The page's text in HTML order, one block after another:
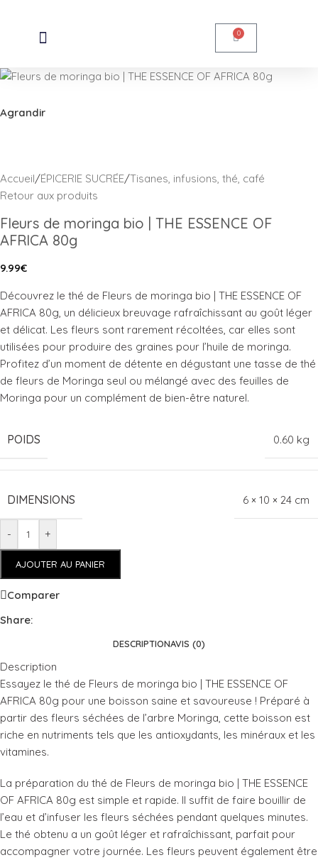
0
Agrandir
Accueil/ÉPICERIE SUCRÉE/Tisanes, infusions, thé, café
Retour aux produits
Fleurs de moringa bio | THE ESSENCE OF
AFRICA 80g
9.99€
Découvrez le thé de Fleurs de moringa bio | THE ESSENCE OF
AFRICA 80g, un délicieux breuvage rafraîchissant au goût léger
et délicat. Les fleurs sont rarement récoltées, car elles sont
utilisées pour produire des graines pour l’huile de moringa.
Profitez d’un moment de détente en dégustant une tasse de thé
de fleurs de Moringa seul ou mélangé avec des feuilles de
Moringa pour un complément de bien-être naturel.
POIDS 0.60 kg
DIMENSIONS 6 × 10 × 24 cm
- +
AJOUTER AU PANIER
Comparer
Share:
DESCRIPTIONAVIS (0)
Description
Essayez le thé de Fleurs de moringa bio | THE ESSENCE OF
AFRICA 80g pour une boisson saine et savoureuse ! Préparé à
partir des fleurs séchées de l’arbre Moringa, cette boisson est
riche en nutriments tels que les antioxydants, les minéraux et les
vitamines.
La préparation du thé de Fleurs de moringa bio | THE ESSENCE
OF AFRICA 80g est simple et rapide. Il suffit de faire bouillir de
l’eau et d’infuser les fleurs séchées pendant quelques minutes.
Le thé obtenu a un goût léger et rafraîchissant, parfait pour
accompagner votre journée. Les fleurs peuvent également être